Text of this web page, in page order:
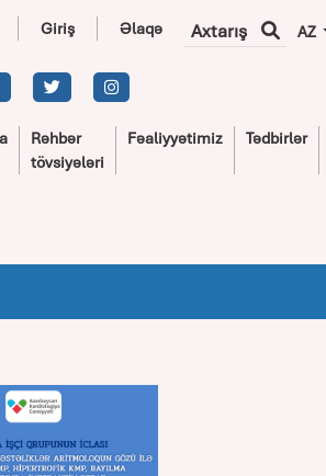
Giriş Əlaqə Axtarış AZ
Rəhbər
tövsiyələri
Fəaliyyətimiz Tədbirlər